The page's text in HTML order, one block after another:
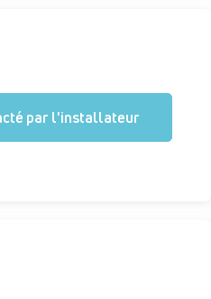
par l'installateur